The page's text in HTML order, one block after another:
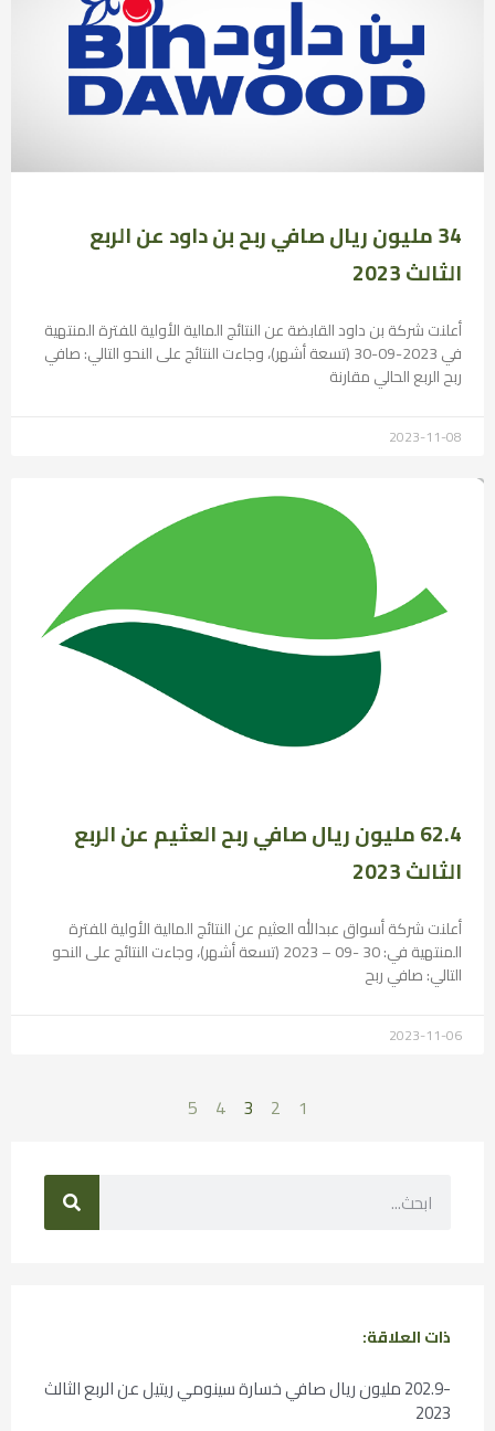
34 مليون ريال صافي ربح بن داود عن الربع
الثالث 2023
أعلنت شركة بن داود القابضة عن النتائج المالية الأولية للفترة المنتهية
في 2023-09-30 (تسعة أشهر)، وجاءت النتائج على النحو التالي: صافي
ربح الربع الحالي مقارنة
2023-11-08
62.4 مليون ريال صافي ربح العثيم عن الربع
الثالث 2023
أعلنت شركة أسواق عبدالله العثيم عن النتائج المالية الأولية للفترة
المنتهية في: 30 -09 – 2023 (تسعة أشهر)، وجاءت النتائج على النحو
التالي: صافي ربح
2023-11-06
1
2
3
4
5
ذات العلاقة:
-202.9 مليون ريال صافي خسارة سينومي ريتيل عن الربع الثالث
2023